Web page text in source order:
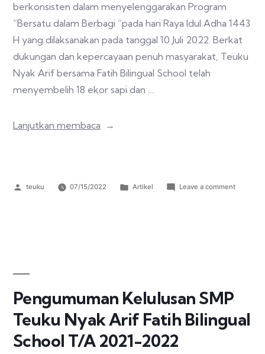
berkonsisten dalam menyelenggarakan Program
“Bersatu dalam Berbagi “pada hari Raya Idul Adha 1443
H yang dilaksanakan pada tanggal 10 Juli 2022. Berkat
dukungan dan kepercayaan penuh masyarakat, Teuku
Nyak Arif bersama Fatih Bilingual School telah
menyembelih 18 ekor sapi dan …
Lanjutkan membaca
teuku 07/15/2022 Artikel Leave a comment
Pengumuman Kelulusan SMP
Teuku Nyak Arif Fatih Bilingual
School T/A 2021-2022